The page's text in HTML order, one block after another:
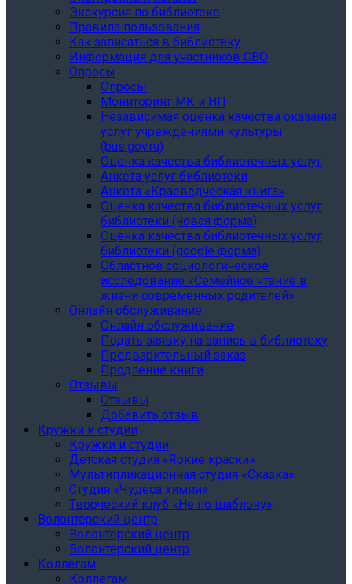
Экскурсия по библиотеке
Правила пользования
Как записаться в библиотеку
Информация для участников СВО
Опросы
Опросы
Мониторинг МК и НП
Независимая оценка качества оказания
услуг учреждениями культуры
(bus.gov.ru)
Оценка качества библиотечных услуг
Анкета услуг библиотеки
Анкета «Краеведческая книга»
Oценка качества библиотечных услуг
библиотеки (новая форма)
Oценка качества библиотечных услуг
библиотеки (google форма)
Областное социологическое
исследование «Семейное чтение в
жизни современных родителей»
Онлайн обслуживание
Онлайн обслуживание
Подать заявку на запись в библиотеку
Предварительный заказ
Продление книги
Отзывы
Отзывы
Добавить отзыв
Кружки и студии
Кружки и студии
Детская студия «Яркие краски»
Мультипликационная студия «Сказка»
Студия «Чудеса химии»
Творческий клуб «Не по шаблону»
Волонтерский центр
Волонтерский центр
Волонтерский центр
Коллегам
Коллегам